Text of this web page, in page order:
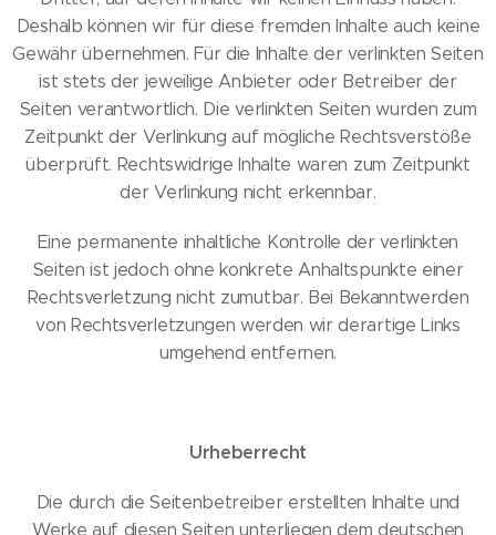
Deshalb können wir für diese fremden Inhalte auch keine
Gewähr übernehmen. Für die Inhalte der verlinkten Seiten
ist stets der jeweilige Anbieter oder Betreiber der
Seiten verantwortlich. Die verlinkten Seiten wurden zum
Zeitpunkt der Verlinkung auf mögliche Rechtsverstöße
überprüft. Rechtswidrige Inhalte waren zum Zeitpunkt
der Verlinkung nicht erkennbar.
Eine permanente inhaltliche Kontrolle der verlinkten
Seiten ist jedoch ohne konkrete Anhaltspunkte einer
Rechtsverletzung nicht zumutbar. Bei Bekanntwerden
von Rechtsverletzungen werden wir derartige Links
umgehend entfernen.
Urheberrecht
Die durch die Seitenbetreiber erstellten Inhalte und
Werke auf diesen Seiten unterliegen dem deutschen